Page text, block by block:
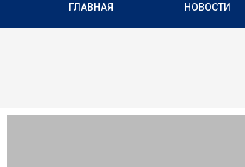
ГЛАВНАЯ НОВОСТИ